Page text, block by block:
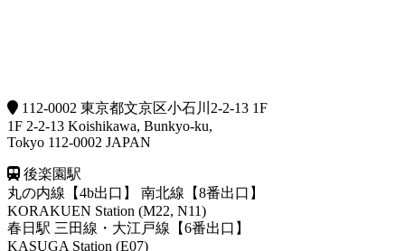
112-0002 東京都文京区小石川2-2-13 1F
1F 2-2-13 Koishikawa, Bunkyo-ku,
Tokyo 112-0002 JAPAN
後楽園駅
丸の内線【4b出口】 南北線【8番出口】
KORAKUEN Station (M22, N11)
春日駅 三田線・大江戸線【6番出口】
KASUGA Station (E07)